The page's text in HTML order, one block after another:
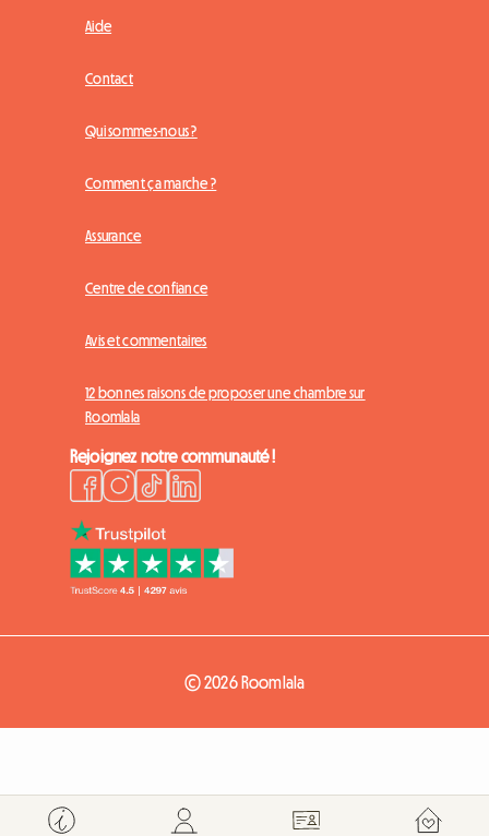
Aide
Contact
Qui sommes-nous ?
Comment ça marche ?
Assurance
Centre de confiance
Avis et commentaires
12 bonnes raisons de proposer une chambre sur
Roomlala
Rejoignez notre communauté !
© 2026 Roomlala